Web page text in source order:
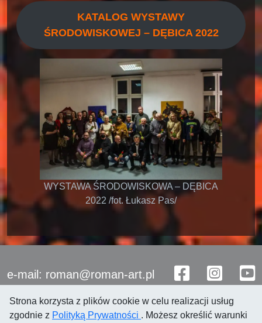
KATALOG WYSTAWY
ŚRODOWISKOWEJ – DĘBICA 2022
WYSTAWA ŚRODOWISKOWA – DĘBICA
2022 /fot. Łukasz Pas/
e-mail: roman@roman-art.pl
Strona korzysta z plików cookie w celu realizacji usług
zgodnie z Polityką Prywatności . Możesz określić warunki